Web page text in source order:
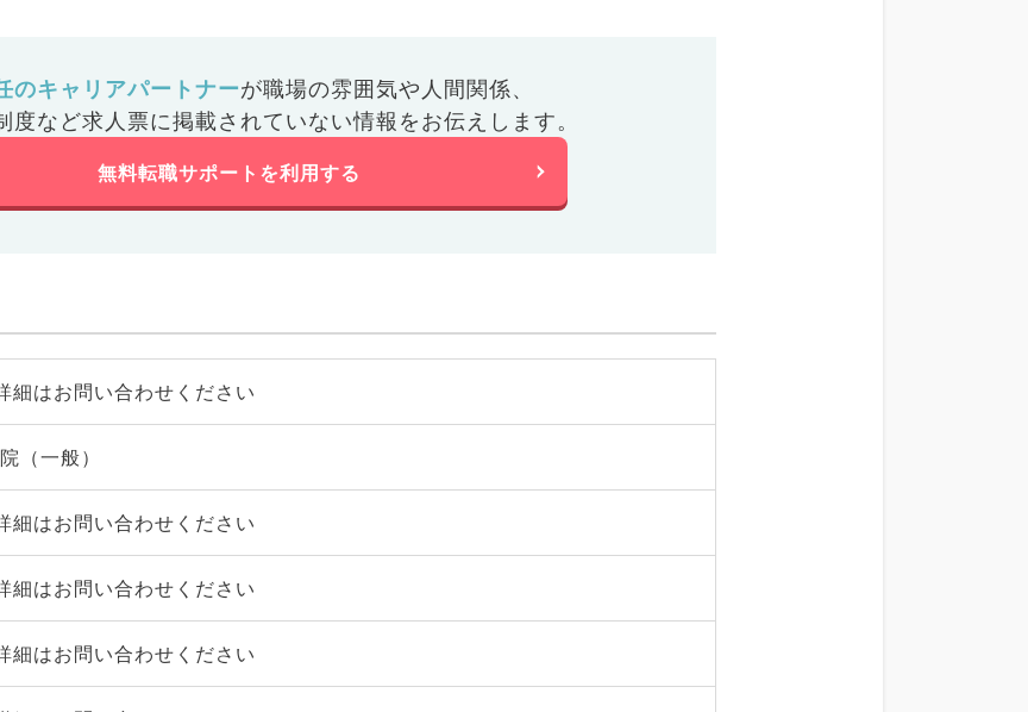
のキャリアパートナーが職場の雰囲気や人間関係、
度など求人票に掲載されていない情報をお伝えします。
無料転職サポートを利用する
細はお問い合わせください
（一般）
細はお問い合わせください
細はお問い合わせください
細はお問い合わせください